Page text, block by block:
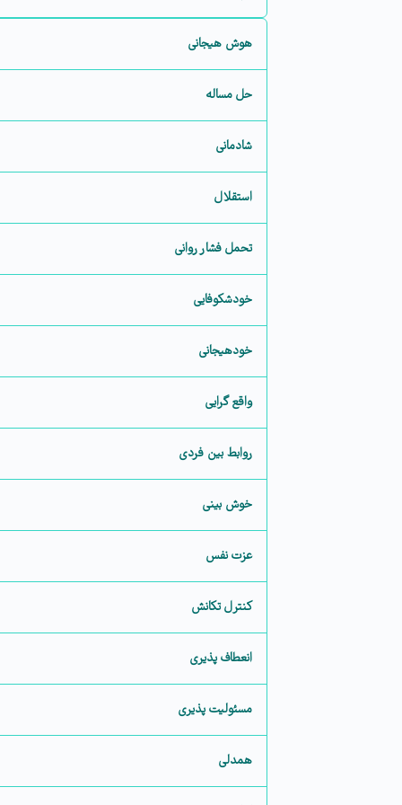
هوش هیجانی
حل مساله
شادمانی
استقلال
تحمل فشار روانی
خودشکوفایی
خودهیجانی
واقع گرایی
روابط بین فردی
خوش بینی
عزت نفس
کنترل تکانش
انعطاف پذیری
مسئولیت پذیری
همدلی